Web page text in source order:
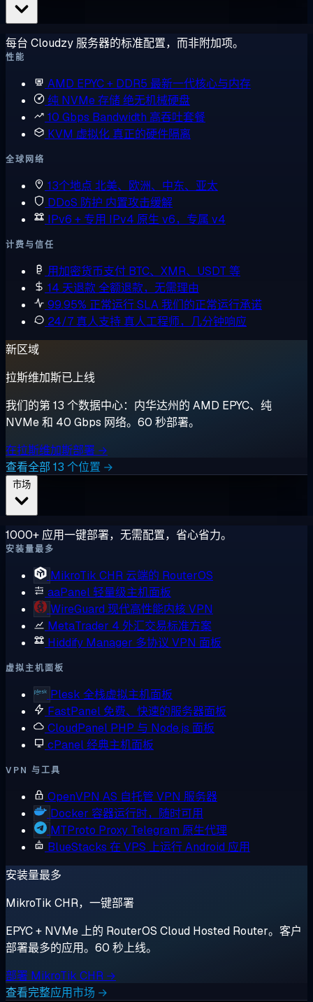
每台 Cloudzy 服务器的标准配置，而非附加项。
性能
AMD EPYC + DDR5 最新一代核心与内存
纯 NVMe 存储绝无机械硬盘
10 Gbps Bandwidth 高吞吐套餐
KVM 虚拟化 真正的硬件隔离
全球网络
13个地点 北美、欧洲、中东、亚太
DDoS 防护 内置攻击缓解
IPv6 + 专用 IPv4 原生 v6，专属 v4
计费与信任
用加密货币支付 BTC、XMR、USDT 等
14 天退款全额退款，无需理由
99.95% 正常运行 SLA我们的正常运行承诺
24/7 真人支持 真人工程师，几分钟响应
新区域
拉斯维加斯已上线
我们的第 13 个数据中心：内华达州的 AMD EPYC、纯
NVMe 和 40 Gbps 网络。60 秒部署。
在拉斯维加斯部署 →
查看全部 13 个位置 →
1000+ 应用一键部署，无需配置，省心省力。
安装量最多
MikroTik CHR 云端的 RouterOS
aaPanel轻量级主机面板
WireGuard 现代高性能内核 VPN
MetaTrader 4 外汇交易标准方案
Hiddify Manager 多协议 VPN 面板
虚拟主机面板
Plesk 全栈虚拟主机面板
FastPanel 免费、快速的服务器面板
CloudPanel PHP 与 Node.js 面板
cPanel经典主机面板
VPN 与工具
OpenVPN AS 自托管 VPN 服务器
Docker 容器运行时，随时可用
MTProto Proxy Telegram 原生代理
BlueStacks 在 VPS 上运行 Android 应用
安装量最多
MikroTik CHR，一键部署
EPYC + NVMe 上的 RouterOS Cloud Hosted Router。客户
部署最多的应用。60 秒上线。
部署 MikroTik CHR →
查看完整应用市场 →